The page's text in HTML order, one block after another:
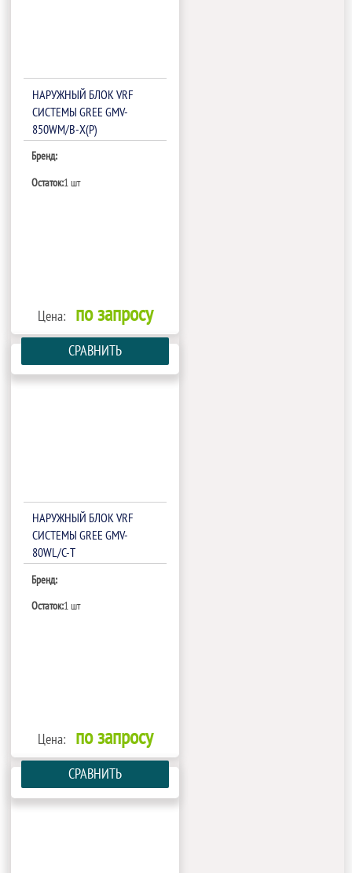
НАРУЖНЫЙ БЛОК VRF
СИСТЕМЫ GREE GMV-
850WM/B-X(P)
Бренд:
Остаток:1 шт
Цена: по запросу
СРАВНИТЬ
НАРУЖНЫЙ БЛОК VRF
СИСТЕМЫ GREE GMV-
80WL/C-T
Бренд:
Остаток:1 шт
Цена: по запросу
СРАВНИТЬ